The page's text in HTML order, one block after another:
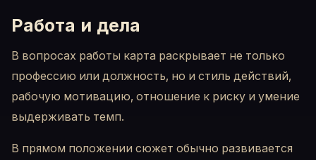
Работа и дела
В вопросах работы карта раскрывает не только
профессию или должность, но и стиль действий,
рабочую мотивацию, отношение к риску и умение
выдерживать темп.
В прямом положении сюжет обычно развивается